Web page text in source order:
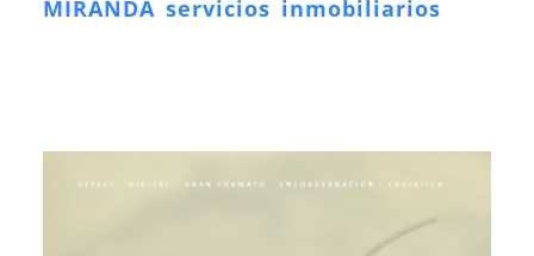
MIRANDA servicios inmobiliarios